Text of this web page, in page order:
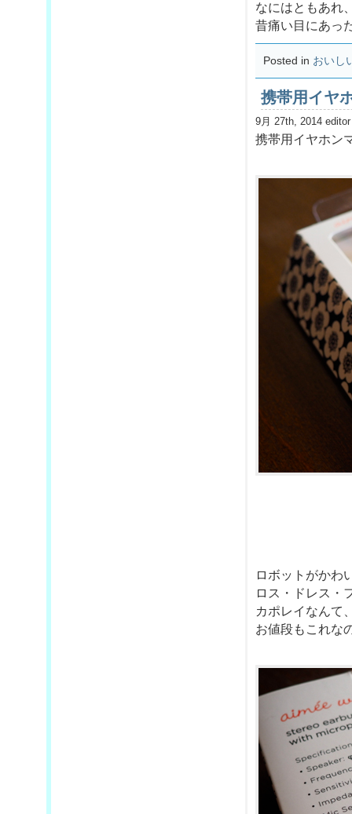
なにはともあれ
昔痛い目にあっ
Posted in おいし
携帯用イヤ
9月 27th, 2014 editor
携帯用イヤホン
ロボットがかわ
ロス・ドレス・
カポレイなんて
お値段もこれな